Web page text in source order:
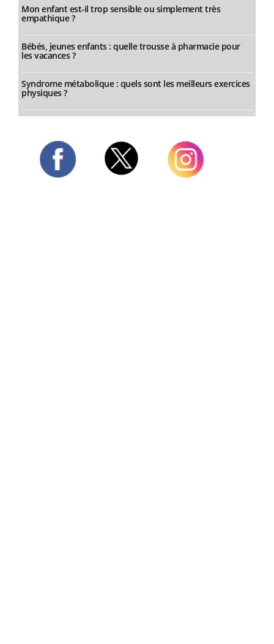
Mon enfant est-il trop sensible ou simplement très
empathique ?
Bébés, jeunes enfants : quelle trousse à pharmacie pour
les vacances ?
Syndrome métabolique : quels sont les meilleurs exercices
physiques ?